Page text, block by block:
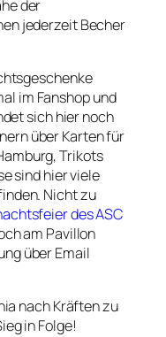
der
jederzeit Becher
im Fanshop und
sich hier noch
über Karten für
Trikots
sind hier viele
Nicht zu
des ASC
am Pavillon
über Email
nach Kräften zu
in Folge!